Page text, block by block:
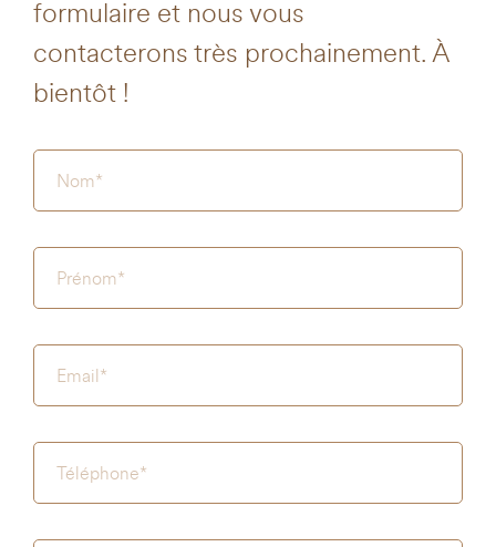
formulaire et nous vous
contacterons très prochainement. À
bientôt !
Nom
Prénom
E-
mail(Nécessaire)
Téléphone